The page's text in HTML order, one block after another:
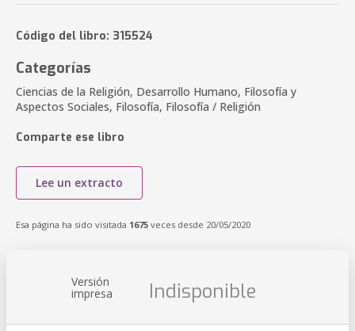
Código del libro: 315524
Categorías
Ciencias de la Religión, Desarrollo Humano, Filosofía y
Aspectos Sociales, Filosofía, Filosofía / Religión
Comparte ese libro
Lee un extracto
Esa página ha sido visitada 1675 veces desde 20/05/2020
Versión
impresa Indisponible